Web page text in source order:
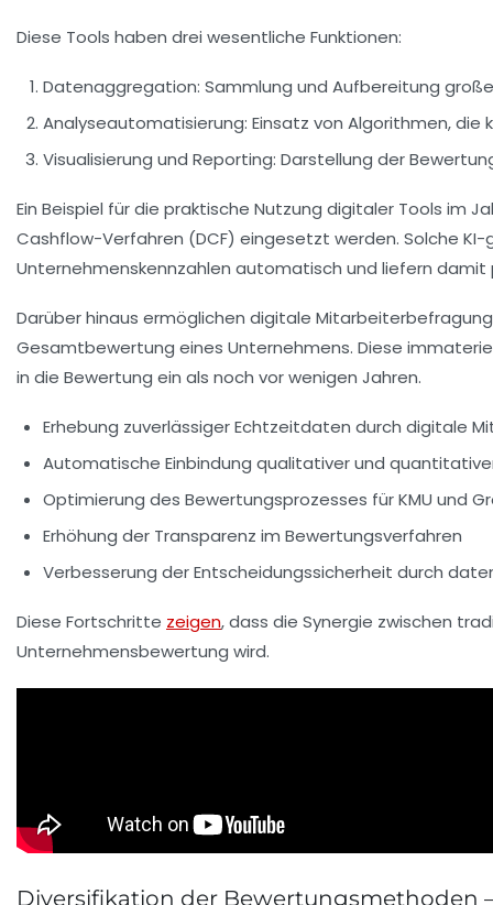
Diese Tools haben drei wesentliche Funktionen:
Datenaggregation: Sammlung und Aufbereitung
Analyseautomatisierung: Einsatz von Algorithmen, die
Visualisierung und Reporting: Darstellung der
Ein Beispiel für die praktische Nutzung digitaler Tools im
Cashflow-Verfahren (DCF) eingesetzt werden. Solche
Unternehmenskennzahlen automatisch und liefern
Darüber hinaus ermöglichen digitale
Gesamtbewertung eines Unternehmens. Diese
in die Bewertung ein als noch vor wenigen Jahren.
Erhebung zuverlässiger Echtzeitdaten durch digitale
Automatische Einbindung qualitativer und
Optimierung des Bewertungsprozesses für KMU und
Erhöhung der Transparenz im Bewertungsverfahren
Verbesserung der Entscheidungssicherheit durch
Diese Fortschritte zeigen, dass die Synergie zwischen
Unternehmensbewertung wird.
Diversifikation der Bewertungsmethoden